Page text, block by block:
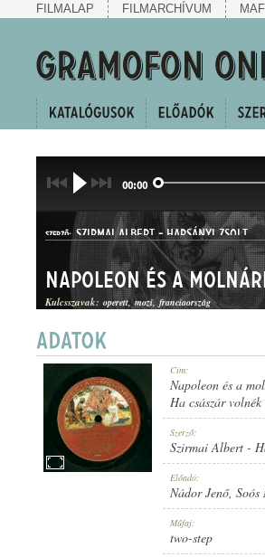
FILMALAP FILMARCHÍVUM
00:00
SZERZŐ: SZIRMAI ALBERT-HARSÁNYI ZSOLT
TWO-STEP
1913 KÖRÜL
Napoleon és a
Kulcsszavak: operett mozi franciaország
Cím:
Napoleon és a
Ha császár
Szerző:
Szirmai Albert -
Előadó:
Nádor Jenő,
Műfaj:
two-step